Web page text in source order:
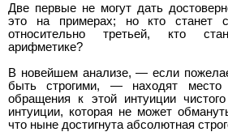
Две первые не могут дать
это на примерах; но кто станет
относительно третьей, кто
арифметике?
В новейшем анализе, — если
быть строгими, — находят
обращения к этой интуиции
интуиции, которая не может
что ныне достигнута абсолютная